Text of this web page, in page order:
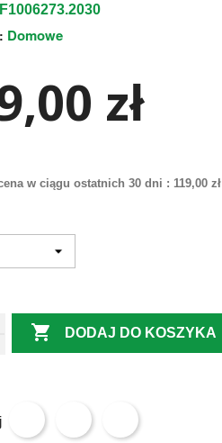
Domowe
zł
w ciągu ostatnich 30 dni : 119,00 zł
 DODAJ DO KOSZYKA